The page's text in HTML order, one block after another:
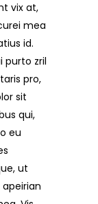
vix at,
mea
id.
purto zril
pro,
sit
qui,
eu
ut